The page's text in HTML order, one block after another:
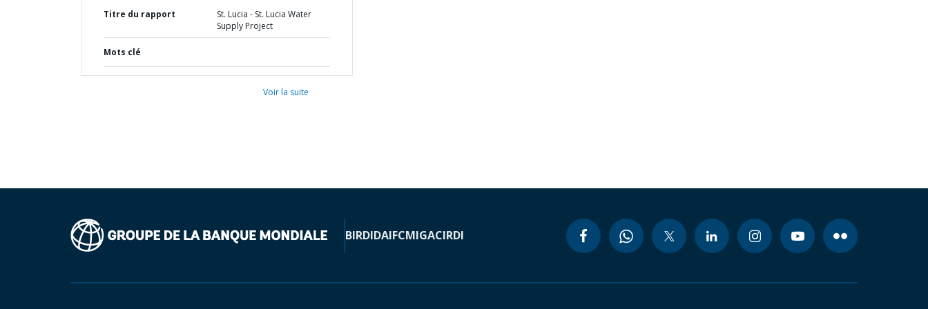
Titre du rapport
St. Lucia - St. Lucia Water
Supply Project
Mots clé
Voir la suite
BIRDIDAIFCMIGACIRDI